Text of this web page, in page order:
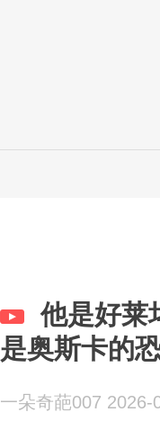
他是好莱
是奥斯卡的
一朵奇葩007 2026-